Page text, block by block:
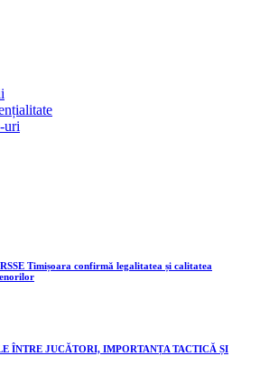
uri
Timișoara confirmă legalitatea și calitatea
ÎNTRE JUCĂTORI, IMPORTANȚA TACTICĂ ȘI